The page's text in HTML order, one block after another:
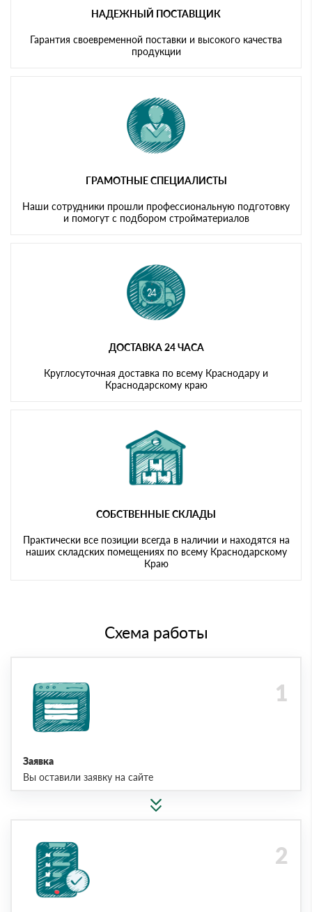
НАДЕЖНЫЙ ПОСТАВЩИК
Гарантия своевременной поставки и высокого качества
продукции
ГРАМОТНЫЕ СПЕЦИАЛИСТЫ
Наши сотрудники прошли профессиональную подготовку
и помогут с подбором стройматериалов
ДОСТАВКА 24 ЧАСА
Круглосуточная доставка по всему Краснодару и
Краснодарскому краю
СОБСТВЕННЫЕ СКЛАДЫ
Практически все позиции всегда в наличии и находятся на
наших складских помещениях по всему Краснодарскому
Краю
Схема работы
Заявка
Вы оставили заявку на сайте